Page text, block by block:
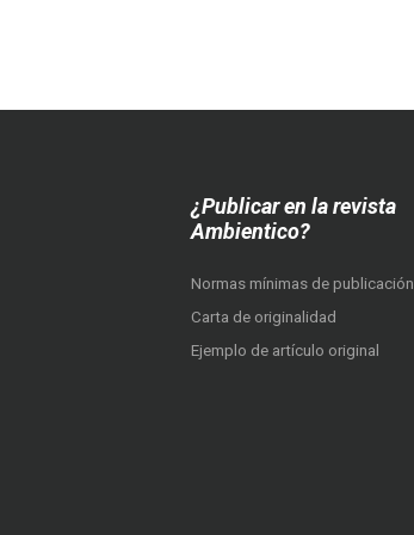
¿Publicar en la revista
Ambientico?
Normas mínimas de publicación
Carta de originalidad
Ejemplo de artículo original